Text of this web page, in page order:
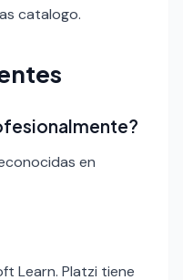
catalogo.
en
Learn. Platzi tiene